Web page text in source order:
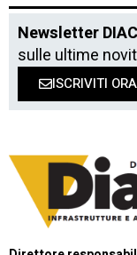
Newsletter DIAC
sulle ultime
ISCRIVITI ORA